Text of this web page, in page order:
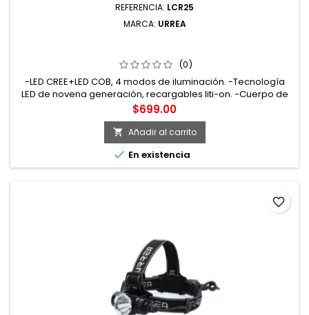
REFERENCIA: LCR25
MARCA: URREA
(0)
-LED CREE+LED COB, 4 modos de iluminación. -Tecnología
LED de novena generación, recargables liti-on. -Cuerpo de
aluminio, LED de alta potencia, bandas elásticas y ajustables.
-Para usos exteriores ya que soportan lluvia. -250lm, 5 W,
6500k. -Linterna para cabeza recargable Urrea, para uso
industrial, que requieran trabajos en distintas condiciones o...
Precio
$699.00
 Añadir al carrito
 En existencia
favorite_border